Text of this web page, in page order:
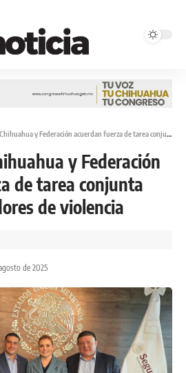
y Federación acuerdan fuerza de tarea conjunta contra generadores de violencia
y Federación
de tarea conjunta
de violencia
de 2025